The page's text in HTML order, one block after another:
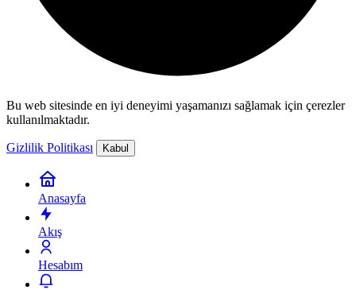
Bu web sitesinde en iyi deneyimi yaşamanızı sağlamak için çerezler
kullanılmaktadır.
Gizlilik Politikası Kabul
Anasayfa
Akış
Hesabım